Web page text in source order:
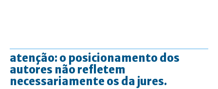
atenção: o posicionamento dos
autores não refletem
necessariamente os da jures.